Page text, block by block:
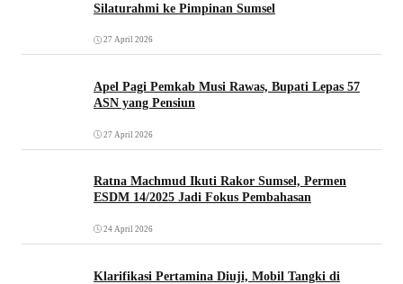
Silaturahmi ke Pimpinan Sumsel
27 April 2026
Apel Pagi Pemkab Musi Rawas, Bupati Lepas 57
ASN yang Pensiun
27 April 2026
Ratna Machmud Ikuti Rakor Sumsel, Permen
ESDM 14/2025 Jadi Fokus Pembahasan
24 April 2026
Klarifikasi Pertamina Diuji, Mobil Tangki di